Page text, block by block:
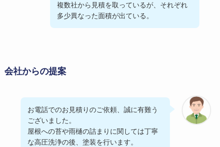
複数社から見積を取っているが、それぞれ
多少異なった面積が出ている。
会社からの提案
お電話でのお見積りのご依頼、誠に有難う
ございました。
屋根への苔や雨樋の詰まりに関しては丁寧
な高圧洗浄の後、塗装を行います。